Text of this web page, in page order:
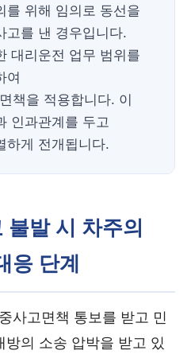
를 위해 임의로 동선을
고를 낸 경우입니다.
대리운전 업무 범위를
여
책을 적용합니다. 이
인과관계를 두고
하게 전개됩니다.
발 시 차주의
응 단계
사고면책 통보를 받고 민
의 소송 압박을 받고 있